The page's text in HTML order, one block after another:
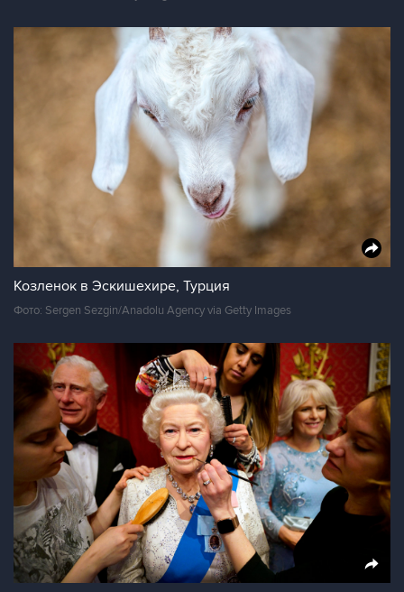
Козленок в Эскишехире, Турция
Фото: Sergen Sezgin/Anadolu Agency via Getty Images